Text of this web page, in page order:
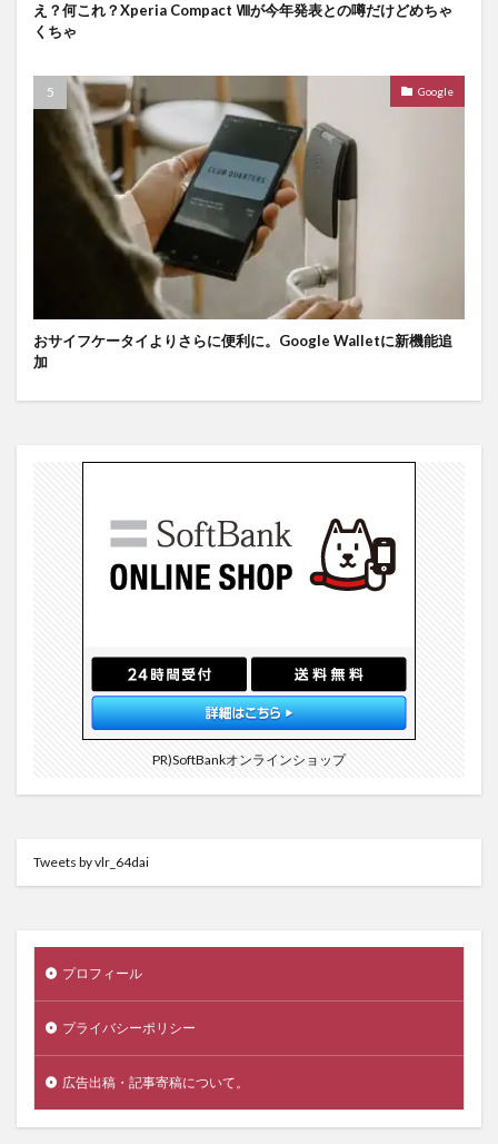
え？何これ？Xperia Compact Ⅷが今年発表との噂だけどめちゃ
くちゃ
Google
おサイフケータイよりさらに便利に。Google Walletに新機能追
加
PR)SoftBankオンラインショップ
Tweets by vlr_64dai
プロフィール
プライバシーポリシー
広告出稿・記事寄稿について。